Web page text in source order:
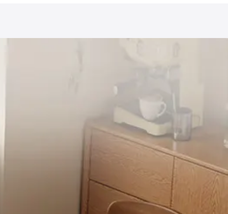
ングテーブル伸縮可